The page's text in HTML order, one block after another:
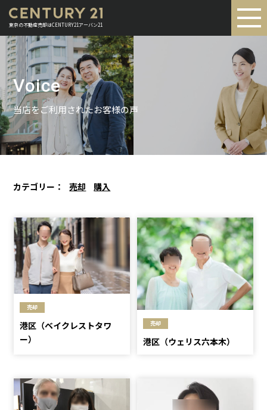
東京の不動産売却はCENTURY21アーバン21
Voice
当店をご利用されたお客様の声
カテゴリー： 売却 購入
売却
港区（ベイクレストタワ
ー）
売却
港区（ウェリス六本木）